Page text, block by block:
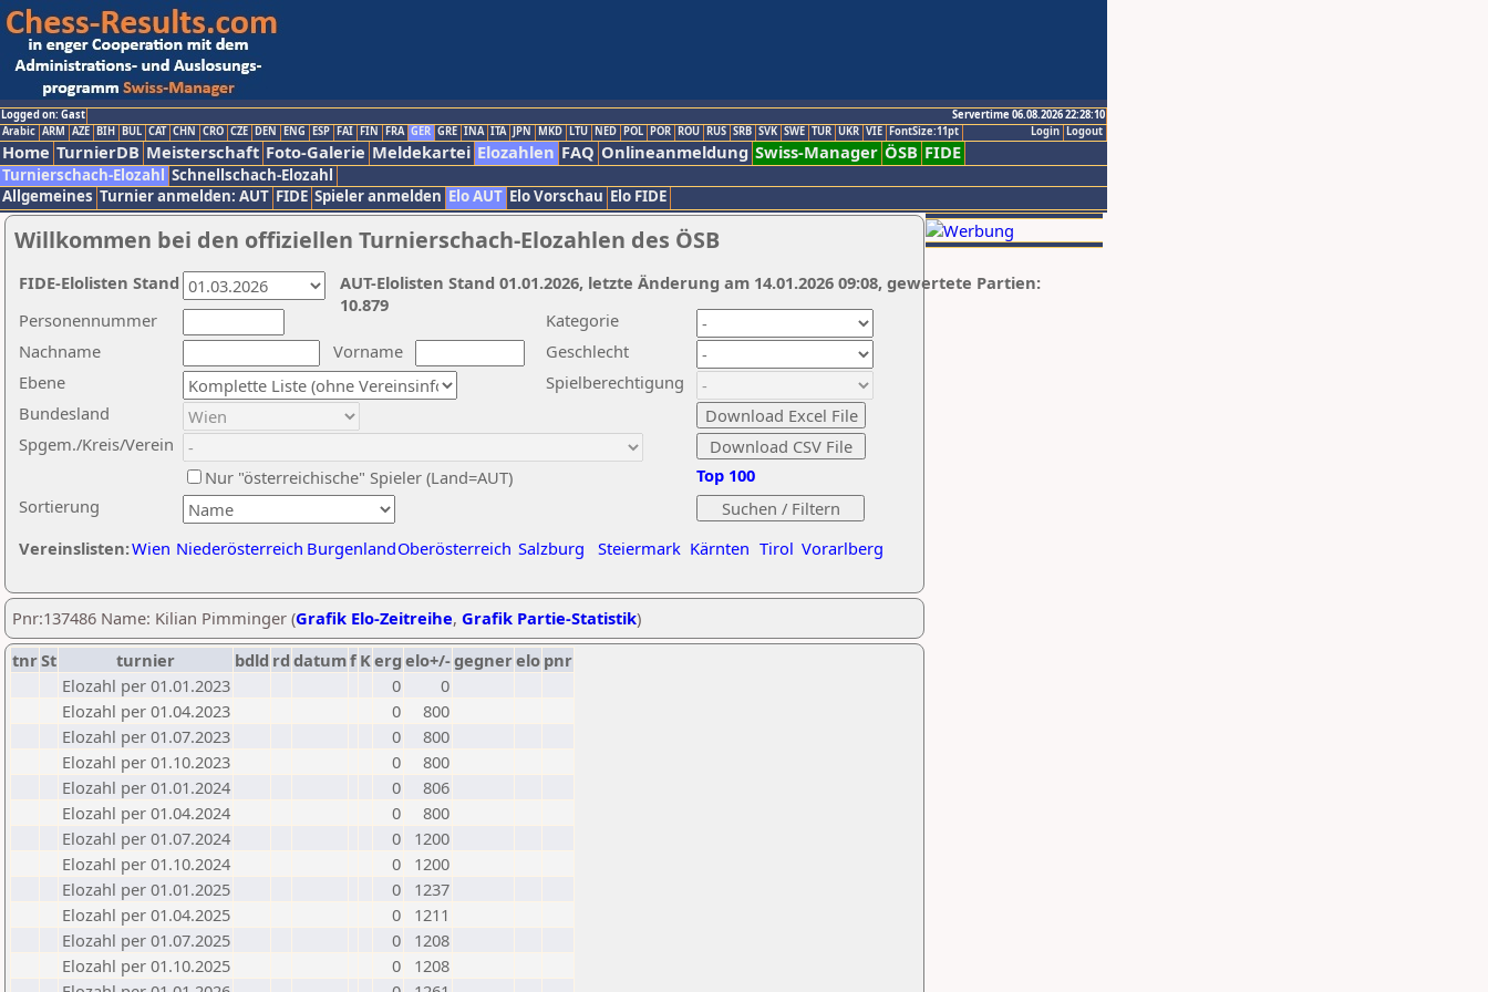
Logged on: Gast
Servertime 06.08.2026 22:28:10
Logout
Login
Arabic ARM AZE BIH BUL CAT CHN CRO CZE DEN ENG ESP FAI FIN FRA GER GRE INA ITA JPN MKD LTU NED POL POR ROU RUS SRB SVK SWE TUR UKR VIE FontSize:11pt
Home TurnierDB Meisterschaft Foto-Galerie Meldekartei Elozahlen FAQ Onlineanmeldung Swiss-Manager ÖSB FIDE
Turnierschach-Elozahl Schnellschach-Elozahl
Allgemeines Turnier anmelden: AUT FIDE Spieler anmelden Elo AUT Elo Vorschau Elo FIDE
Willkommen bei den offiziellen Turnierschach-Elozahlen des ÖSB
Nachname
Vorname
Ebene
Kategorie
Sortierung
Personennummer
Bundesland
Spgem./Kreis/Verein
Geschlecht
Nur "österreichische" Spieler (Land=AUT)
Spielberechtigung
Vereinslisten:Wien Niederösterreich BurgenlandOberösterreich Salzburg Steiermark Kärnten Tirol Vorarlberg
Top 100
AUT-Elolisten Stand 01.01.2026, letzte Änderung am 14.01.2026 09:08, gewertete Partien:
10.879
FIDE-Elolisten Stand
Pnr:137486 Name: Kilian Pimminger (Grafik Elo-Zeitreihe, Grafik Partie-Statistik)
tnrSt turnier bdld rd datumf Kerg elo+/-gegnerelo pnr
Elozahl per 01.01.2023
0
0
Elozahl per 01.04.2023
0
800
Elozahl per 01.07.2023
0
800
Elozahl per 01.10.2023
0
800
Elozahl per 01.01.2024
0
806
Elozahl per 01.04.2024
0
800
Elozahl per 01.07.2024
0
1200
Elozahl per 01.10.2024
0
1200
Elozahl per 01.01.2025
0
1237
Elozahl per 01.04.2025
0
1211
Elozahl per 01.07.2025
0
1208
Elozahl per 01.10.2025
0
1208